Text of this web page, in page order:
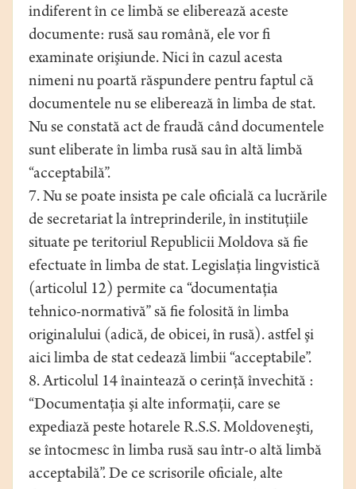
indiferent în ce limbă se eliberează aceste
documente: rusă sau română, ele vor fi
examinate orişiunde. Nici în cazul acesta
nimeni nu poartă răspundere pentru faptul că
documentele nu se eliberează în limba de stat.
Nu se constată act de fraudă când documentele
sunt eliberate în limba rusă sau în altă limbă
“acceptabilă”.
7. Nu se poate insista pe cale oficială ca lucrările
de secretariat la întreprinderile, în instituţiile
situate pe teritoriul Republicii Moldova să fie
efectuate în limba de stat. Legislaţia lingvistică
(articolul 12) permite ca “documentaţia
tehnico-normativă” să fie folosită în limba
originalului (adică, de obicei, în rusă). astfel şi
aici limba de stat cedează limbii “acceptabile”.
8. Articolul 14 înaintează o cerinţă învechită :
“Documentaţia şi alte informaţii, care se
expediază peste hotarele R.S.S. Moldoveneşti,
se întocmesc în limba rusă sau într-o altă limbă
acceptabilă”. De ce scrisorile oficiale, alte